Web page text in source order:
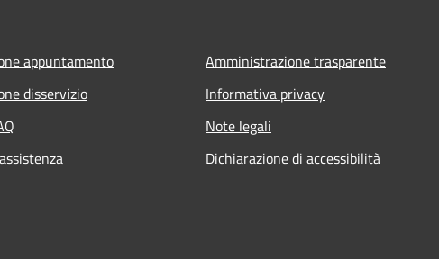
appuntamento
disservizio
Amministrazione trasparente
Informativa privacy
Note legali
Dichiarazione di accessibilità